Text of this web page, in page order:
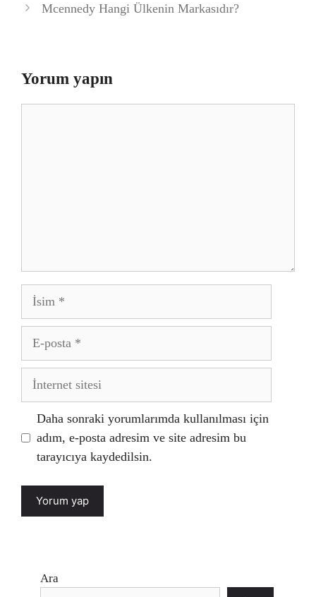
Mcennedy Hangi Ülkenin Markasıdır?
Yorum yapın
İsim
posta
İnternet
Daha sonraki yorumlarımda kullanılması için
adım, e-posta adresim ve site adresim bu
tarayıcıya kaydedilsin.
Ara